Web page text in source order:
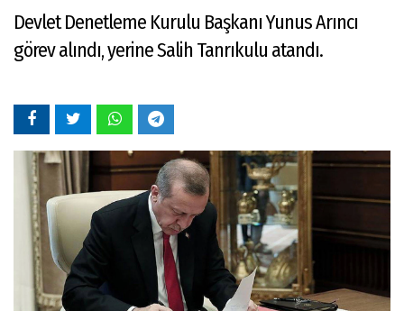
Devlet Denetleme Kurulu Başkanı Yunus Arıncı
görev alındı, yerine Salih Tanrıkulu atandı.